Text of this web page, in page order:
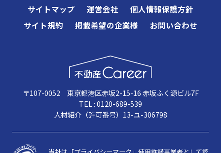
サイトマップ 運営会社
個人情報保護方針
サイト規約
掲載希望の企業様 お問い合わせ
〒107-0052 東京都港区赤坂2-15-16 赤坂ふく源ビル7F
TEL : 0120-689-539
人材紹介（許可番号）13-ユ-306798